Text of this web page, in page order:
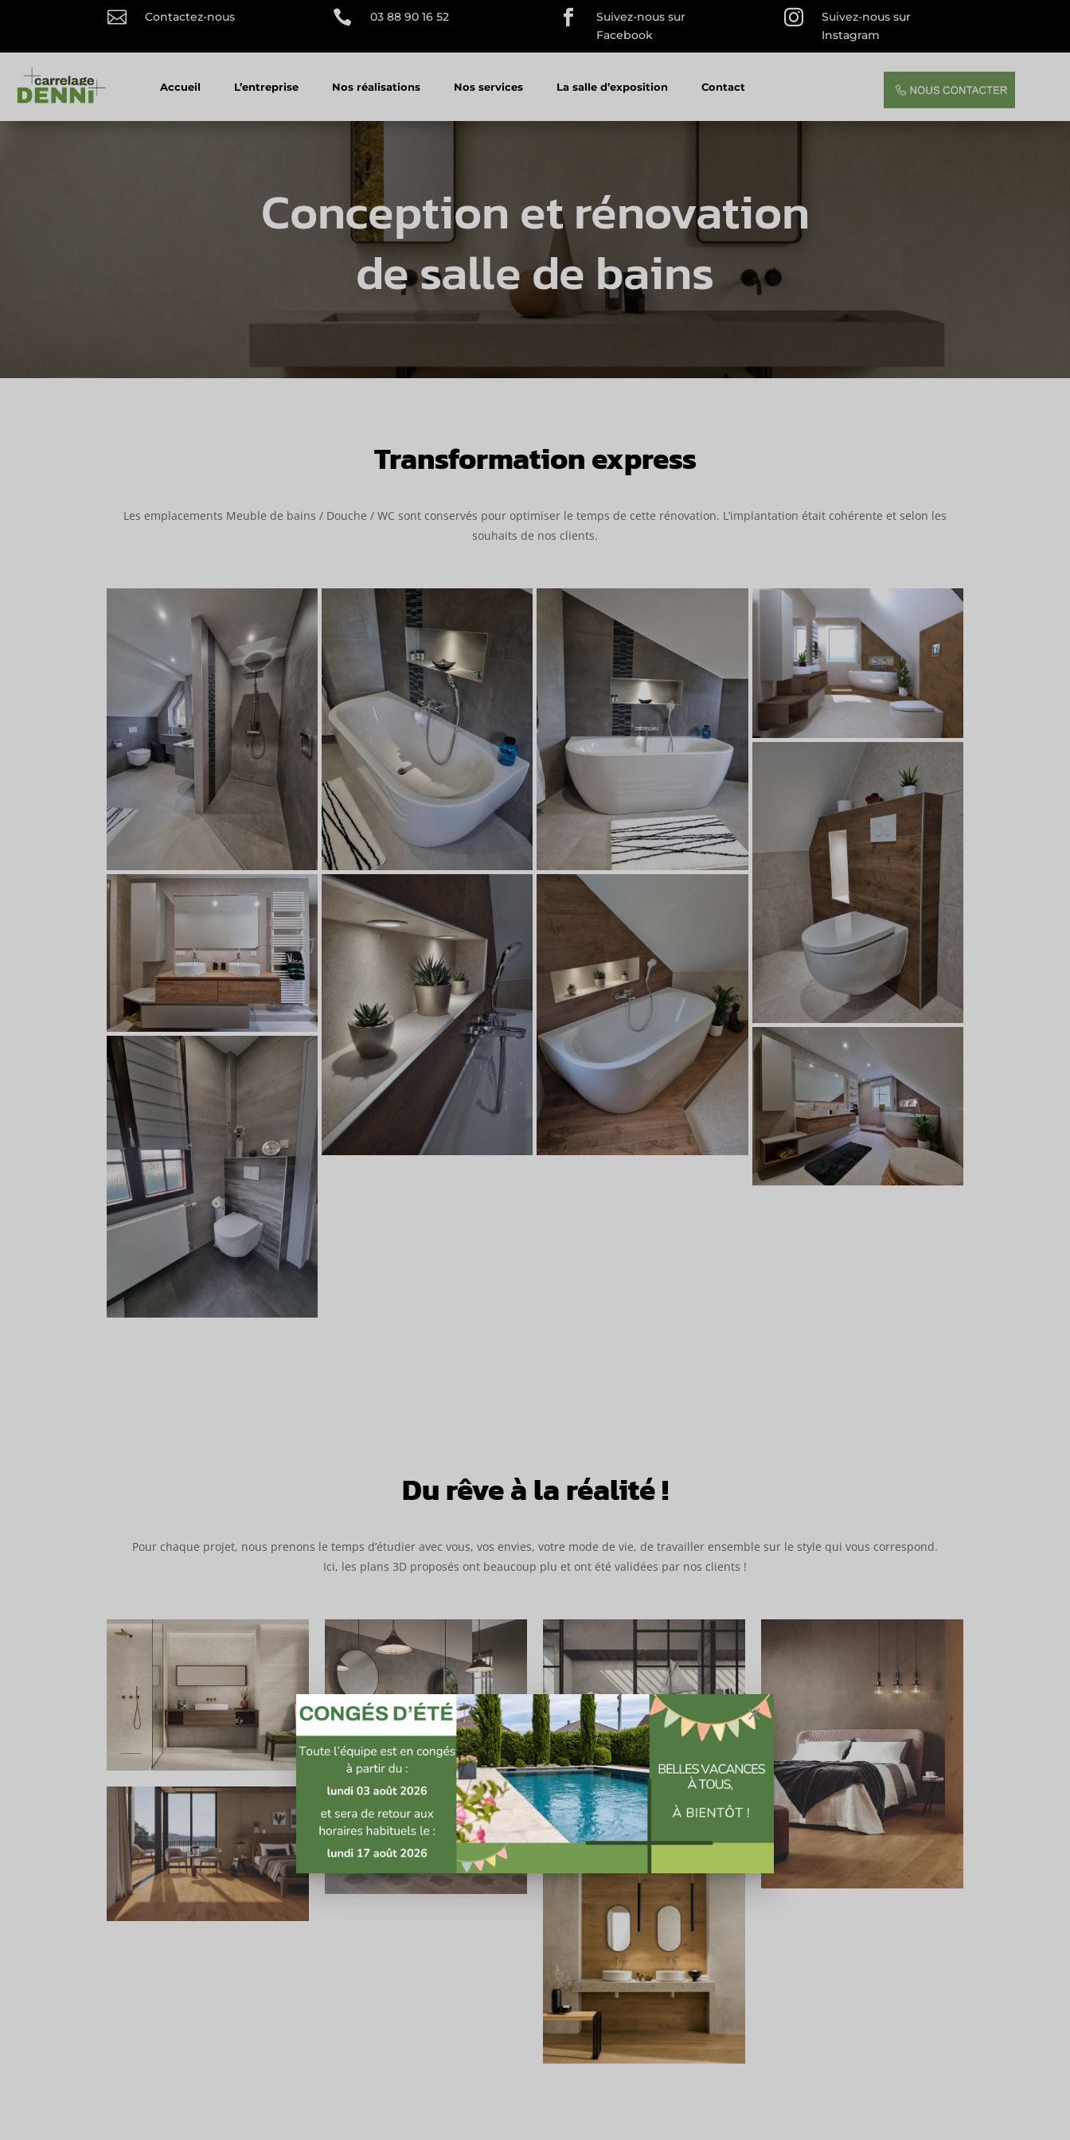
 Contactez-nous  03 88 90 16 52 
Suivez-nous sur
Facebook

Suivez-nous sur
Instagram
Accueil L’entreprise Nos réalisations Nos services La salle d’exposition Contact
Conception et rénovation
de salle de bains
Transformation express
Les emplacements Meuble de bains / Douche / WC sont conservés pour optimiser le temps de cette rénovation. L’implantation était cohérente et selon les
souhaits de nos clients.
Du rêve à la réalité !
Pour chaque projet, nous prenons le temps d’étudier avec vous, vos envies, votre mode de vie, de travailler ensemble sur le style qui vous correspond.
Ici, les plans 3D proposés ont beaucoup plu et ont été validées par nos clients !